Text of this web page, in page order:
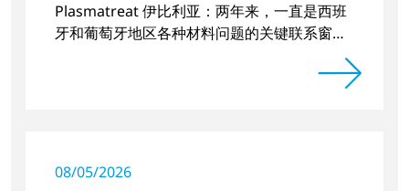
Plasmatreat 伊比利亚：两年来，一直是西班
牙和葡萄牙地区各种材料问题的关键联系窗
08/05/2026